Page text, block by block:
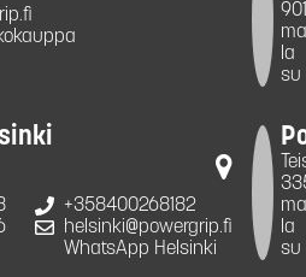
la
su
+358400268182
helsinki@powergrip.fi
WhatsApp Helsinki
la
su